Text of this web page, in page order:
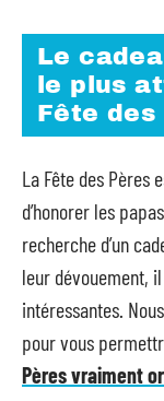
Le
le plus
Fête des
La Fête des Pères
d’honorer les
recherche d’un
leur dévouement,
intéressantes.
pour vous
Pères vraiment